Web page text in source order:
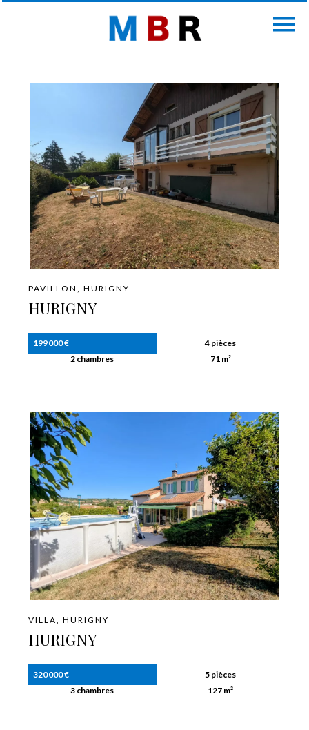
PAVILLON, HURIGNY
HURIGNY
199 000 €
4 pièces
2 chambres
71 m²
VILLA, HURIGNY
HURIGNY
320 000 €
5 pièces
3 chambres
127 m²